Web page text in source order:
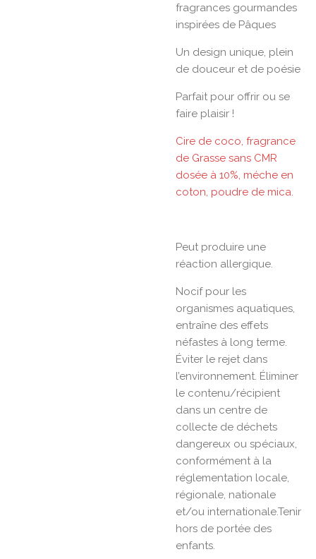
fragrances gourmandes
inspirées de Pâques
Un design unique, plein
de douceur et de poésie
Parfait pour offrir ou se
faire plaisir !
Cire de coco, fragrance
de Grasse sans CMR
dosée à 10%, méche en
coton, poudre de mica.
Peut produire une
réaction allergique.
Nocif pour les
organismes aquatiques,
entraîne des effets
néfastes à long terme.
Éviter le rejet dans
l’environnement. Éliminer
le contenu/récipient
dans un centre de
collecte de déchets
dangereux ou spéciaux,
conformément à la
réglementation locale,
régionale, nationale
et/ou internationale.Tenir
hors de portée des
enfants.